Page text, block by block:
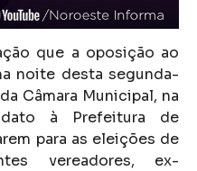
que a oposição ao
noite desta segunda-
Câmara Municipal, na
à Prefeitura de
para as eleições de
vereadores, ex-